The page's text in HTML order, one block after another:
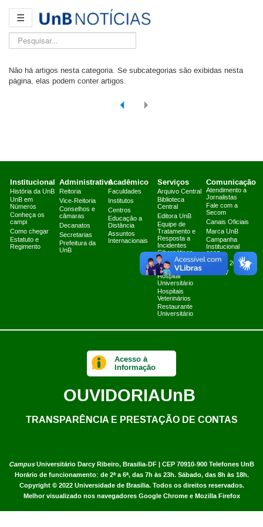
☰
Pesquisar...
Não há artigos nesta categoria. Se subcategorias são exibidas nesta
página, elas podem conter artigos.
Institucional
História da UnB
UnB em
Números
Conheça os
campi
Como chegar
Estatuto e
Regimento
Administrativo
Reitoria
Vice-Reitoria
Conselhos e
câmaras
Decanatos
Secretarias
Prefeitura da
UnB
Acadêmico
Faculdades
Institutos
Centros
Educação a
Distância
Assuntos
Internacionais
Serviços
Arquivo Central
Biblioteca
Central
Editora UnB
Equipe de
Tratamento e
Resposta a
Incidentes
Cibernéticos
Fazenda Água
Limpa
Hospital
Universitário
Hospitais
Veterinários
Restaurante
Universitário
Comunicação
Atendimento a
Jornalistas
Fale com a
Secom
Canais Oficiais
Marca UnB
Campanha
Institucional
2025
Planner 2024
UnB TV
CampusUniversitário Darcy Ribeiro, Brasília-DF | CEP 70910-900 Telefones UnB
Horário de funcionamento: de 2ª a 6ª, das 7h às 23h. Sábado, das 8h às 18h.
Copyright © 2022 Universidade de Brasília. Todos os direitos reservados.
Melhor visualizado nos navegadores Google Chrome e Mozilla Firefox
Acesso à
Informação
OUVIDORIAUnB
TRANSPARÊNCIA E PRESTAÇÃO DE CONTAS